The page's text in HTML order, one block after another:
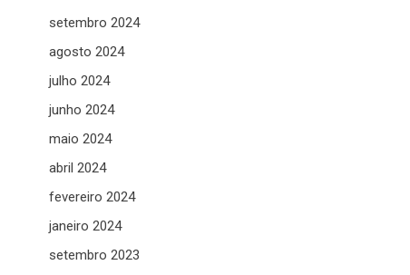
setembro 2024
agosto 2024
julho 2024
junho 2024
maio 2024
abril 2024
fevereiro 2024
janeiro 2024
setembro 2023